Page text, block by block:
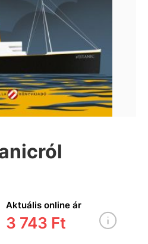
Aktuális online ár
3 743 Ft